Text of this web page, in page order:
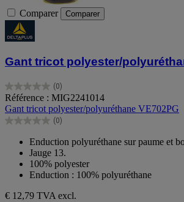
Comparer Comparer
Gant tricot polyester/
(0)
0.0
sur
5
étoiles.
Référence : MIG2241014
Gant tricot polyester/polyuréthane VE702PG
(0)
0.0
étoiles.
Enduction polyuréthane sur paume et
Jauge 13.
100% polyester
Enduction : 100% polyuréthane
€ 12,79 TVA excl.